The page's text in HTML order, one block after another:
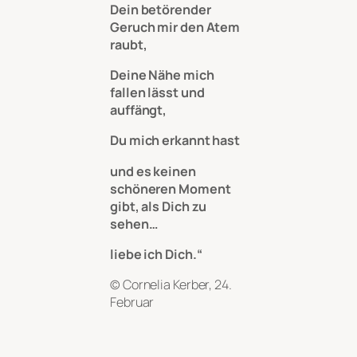
Dein betörender
Geruch mir den Atem
raubt,
Deine Nähe mich
fallen lässt und
auffängt,
Du mich erkannt hast
und es keinen
schöneren Moment
gibt, als Dich zu
sehen…
liebe ich Dich.“
© Cornelia Kerber, 24.
Februar